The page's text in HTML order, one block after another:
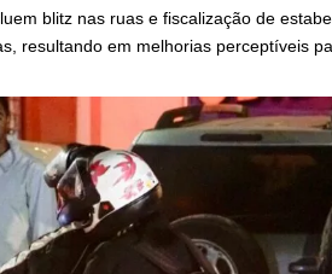
blitz nas ruas e fiscalização de
resultando em melhorias perceptíveis